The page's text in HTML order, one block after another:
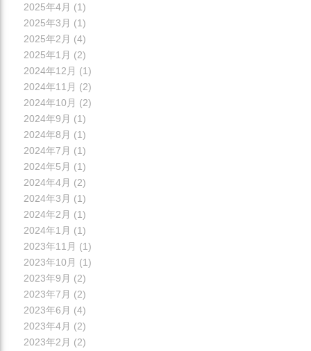
2025年4月 (1)
2025年3月 (1)
2025年2月 (4)
2025年1月 (2)
2024年12月 (1)
2024年11月 (2)
2024年10月 (2)
2024年9月 (1)
2024年8月 (1)
2024年7月 (1)
2024年5月 (1)
2024年4月 (2)
2024年3月 (1)
2024年2月 (1)
2024年1月 (1)
2023年11月 (1)
2023年10月 (1)
2023年9月 (2)
2023年7月 (2)
2023年6月 (4)
2023年4月 (2)
2023年2月 (2)